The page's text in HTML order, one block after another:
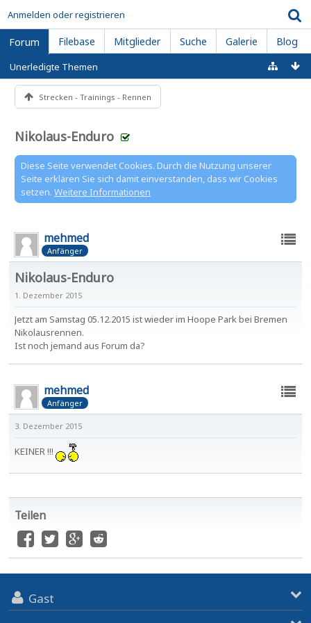
Anmelden oder registrieren
Forum Filebase Mitglieder Suche Galerie Blog
Unerledigte Themen
Strecken - Trainings - Rennen
Nikolaus-Enduro
Diese Seite verwendet Cookies. Durch die Nutzung unserer
Seite erklären Sie sich damit einverstanden, dass wir Cookies
setzen. Weitere Informationen
mehmed
Anfänger
Nikolaus-Enduro
1. Dezember 2015
Jetzt am Samstag 05.12.2015 ist wieder im Hoope Park bei Bremen
Nikolausrennen.
Ist noch jemand aus Forum da?
mehmed
Anfänger
3. Dezember 2015
KEINER !!!
Teilen
Gast